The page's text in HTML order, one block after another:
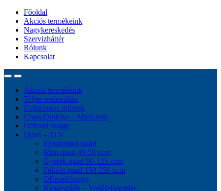
Főoldal
Akciós termékeink
Nagykereskedés
Szervizháttér
Rólunk
Kapcsolat
Akciós termékeink
Teljes webárúház
Elektromos rollerek
Cross/Dirtbike – Minicross
Offroad buggy
Quad – ATV
Elektromos quad
Mini quad 49-50 ccm
Gyerek quad 90-125 ccm
Felnőtt quad 150-250 ccm
Offroad buggy
Kiegészítők – Vedőfelszerelés